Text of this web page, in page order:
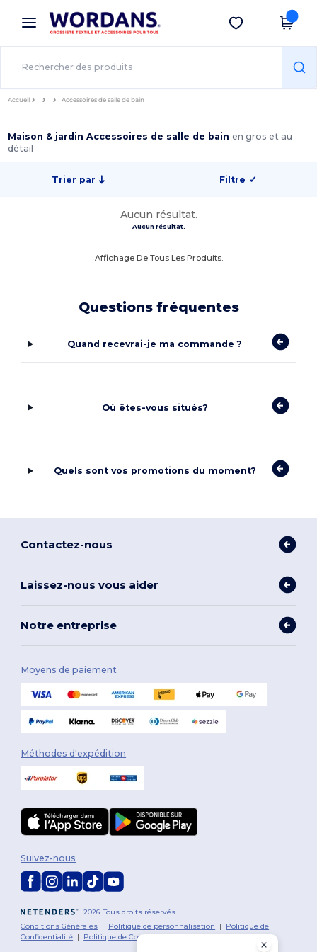
× Appli Wordans
Meilleurs prix sur l’app !
Obtenir l'appli
Accueil Accessoires de salle de bain
Maison & jardin Accessoires de salle de bainen gros et au
détail
Trier par Filtre ✓
Aucun résultat.
Aucun résultat.
Affichage De Tous Les Produits.
Questions fréquentes
Quand recevrai-je ma commande ?
Où êtes-vous situés?
Quels sont vos promotions du moment?
Contactez-nous
Laissez-nous vous aider
Notre entreprise
Moyens de paiement
Méthodes d'expédition
2026. Tous droits réservés
Conditions Générales | Politique de personnalisation | Politique de
Confidentialité | Politique de Cookies|Plan du Site
Suivez-nous